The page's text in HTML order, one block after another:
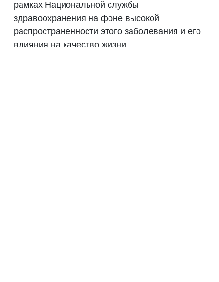
рамках Национальной службы
здравоохранения на фоне высокой
распространенности этого заболевания и его
влияния на качество жизни.